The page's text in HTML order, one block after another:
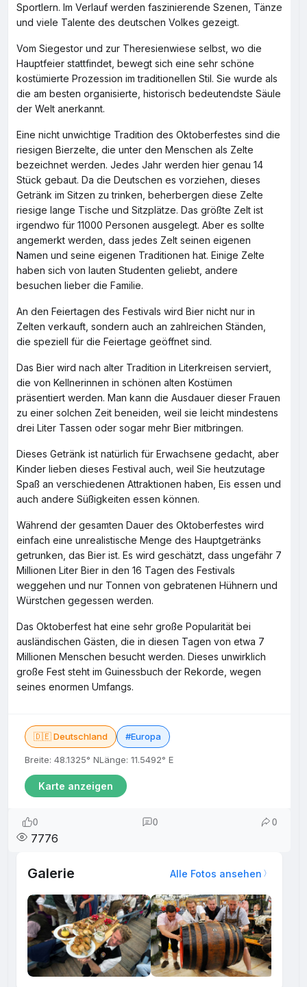
Sportlern. Im Verlauf werden faszinierende Szenen, Tänze
und viele Talente des deutschen Volkes gezeigt.
Vom Siegestor und zur Theresienwiese selbst, wo die
Hauptfeier stattfindet, bewegt sich eine sehr schöne
kostümierte Prozession im traditionellen Stil. Sie wurde als
die am besten organisierte, historisch bedeutendste Säule
der Welt anerkannt.
Eine nicht unwichtige Tradition des Oktoberfestes sind die
riesigen Bierzelte, die unter den Menschen als Zelte
bezeichnet werden. Jedes Jahr werden hier genau 14
Stück gebaut. Da die Deutschen es vorziehen, dieses
Getränk im Sitzen zu trinken, beherbergen diese Zelte
riesige lange Tische und Sitzplätze. Das größte Zelt ist
irgendwo für 11000 Personen ausgelegt. Aber es sollte
angemerkt werden, dass jedes Zelt seinen eigenen
Namen und seine eigenen Traditionen hat. Einige Zelte
haben sich von lauten Studenten geliebt, andere
besuchen lieber die Familie.
An den Feiertagen des Festivals wird Bier nicht nur in
Zelten verkauft, sondern auch an zahlreichen Ständen,
die speziell für die Feiertage geöffnet sind.
Das Bier wird nach alter Tradition in Literkreisen serviert,
die von Kellnerinnen in schönen alten Kostümen
präsentiert werden. Man kann die Ausdauer dieser Frauen
zu einer solchen Zeit beneiden, weil sie leicht mindestens
drei Liter Tassen oder sogar mehr Bier mitbringen.
Dieses Getränk ist natürlich für Erwachsene gedacht, aber
Kinder lieben dieses Festival auch, weil Sie heutzutage
Spaß an verschiedenen Attraktionen haben, Eis essen und
auch andere Süßigkeiten essen können.
Während der gesamten Dauer des Oktoberfestes wird
einfach eine unrealistische Menge des Hauptgetränks
getrunken, das Bier ist. Es wird geschätzt, dass ungefähr 7
Millionen Liter Bier in den 16 Tagen des Festivals
weggehen und nur Tonnen von gebratenen Hühnern und
Würstchen gegessen werden.
Das Oktoberfest hat eine sehr große Popularität bei
ausländischen Gästen, die in diesen Tagen von etwa 7
Millionen Menschen besucht werden. Dieses unwirklich
große Fest steht im Guinessbuch der Rekorde, wegen
seines enormen Umfangs.
🇩🇪 Deutschland #Europa
Breite: 48.1325° NLänge: 11.5492° E
Karte anzeigen
0 0 0
7776
Galerie Alle Fotos ansehen